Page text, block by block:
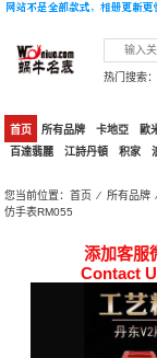
热门搜索：
首页 所有品牌 卡地亞 歐
百達翡麗
江詩丹頓 积家
您当前位置：首页 ⁄所有品牌
仿手表RM055
添加客服
Contact